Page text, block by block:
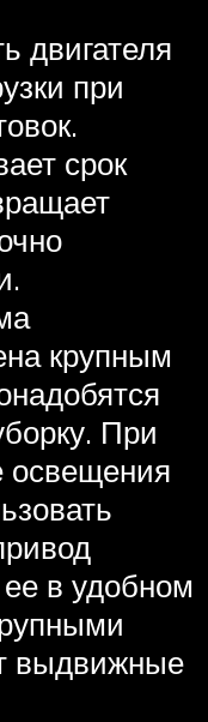
двигателя
при
срок
крупным
При
освещения
ее в удобном
выдвижные